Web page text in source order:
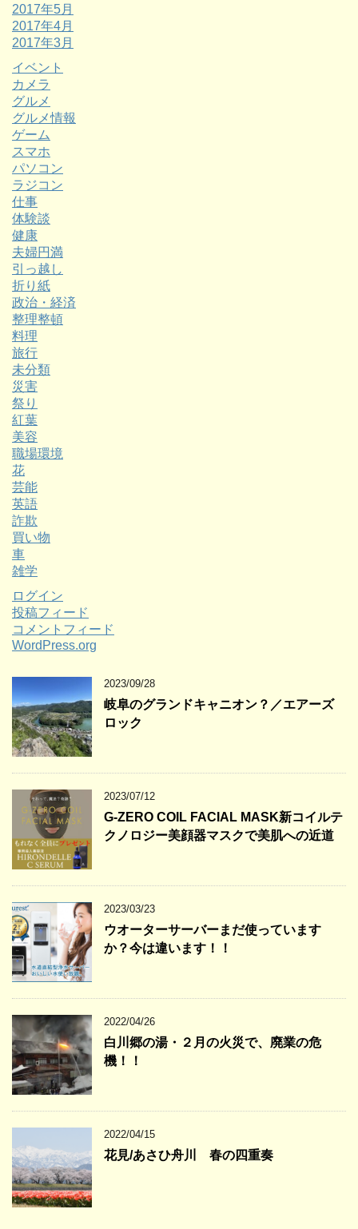
2017年5月
2017年4月
2017年3月
イベント
カメラ
グルメ
グルメ情報
ゲーム
スマホ
パソコン
ラジコン
仕事
体験談
健康
夫婦円満
引っ越し
折り紙
政治・経済
整理整頓
料理
旅行
未分類
災害
祭り
紅葉
美容
職場環境
花
芸能
英語
詐欺
買い物
車
雑学
ログイン
投稿フィード
コメントフィード
WordPress.org
2023/09/28
岐阜のグランドキャニオン？／エアーズ
ロック
2023/07/12
G-ZERO COIL FACIAL MASK新コイルテ
クノロジー美顔器マスクで美肌への近道
2023/03/23
ウオーターサーバーまだ使っています
か？今は違います！！
2022/04/26
白川郷の湯・２月の火災で、廃業の危
機！！
2022/04/15
花見/あさひ舟川 春の四重奏